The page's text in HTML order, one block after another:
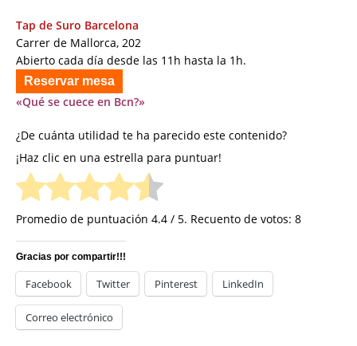
Tap de Suro Barcelona
Carrer de Mallorca, 202
Abierto cada día desde las 11h hasta la 1h.
Reservar mesa
«Qué se cuece en Bcn?»
¿De cuánta utilidad te ha parecido este contenido?
¡Haz clic en una estrella para puntuar!
Promedio de puntuación 4.4 / 5. Recuento de votos: 8
Gracias por compartir!!!
Facebook Twitter Pinterest LinkedIn
Correo electrónico